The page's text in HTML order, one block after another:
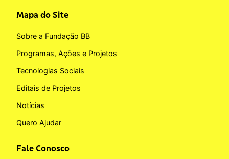
Mapa do Site
Sobre a Fundação BB
Programas, Ações e Projetos
Tecnologias Sociais
Editais de Projetos
Notícias
Quero Ajudar
Fale Conosco